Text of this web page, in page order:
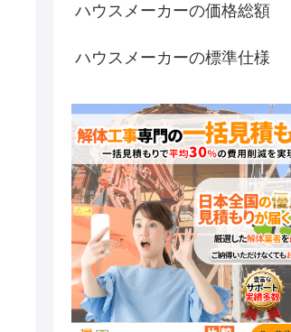
ハウスメーカーの価格総額
ハウスメーカーの標準仕様